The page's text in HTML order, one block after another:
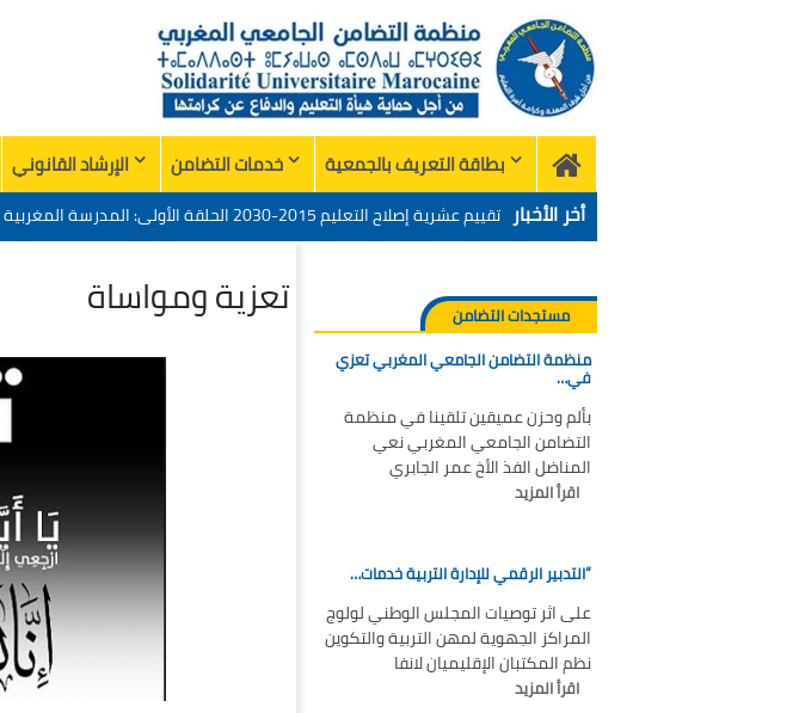
Home بطاقة التعريف بالجمعية خدمات التضامن الإرشاد القانوني
أخر الأخبار
تقييم عشرية إصلاح التعليم 2015-2030 الحلقة
الميدان – اليوم 24
“التدبير الرقمي للإدارة التربية خدمات منظمة التضامن الجامعي المغربي”
تحت شعار: المدرسة المغربية والمشروع المجتمعي
الميدان – اليوم 24
تعزية ومواساة
مستجدات التضامن
منظمة التضامن الجامعي المغربي تعزي
في…
بألم وحزن عميقين تلقينا في منظمة
التضامن الجامعي المغربي نعي
المناضل الفذ الأخ عمر الجابري
اقرأ المزيد
“التدبير الرقمي للإدارة التربية خدمات…
على اثر توصيات المجلس الوطني لولوج
المراكز الجهوية لمهن التربية والتكوين
نظم المكتبان الإقليميان لانفا
اقرأ المزيد